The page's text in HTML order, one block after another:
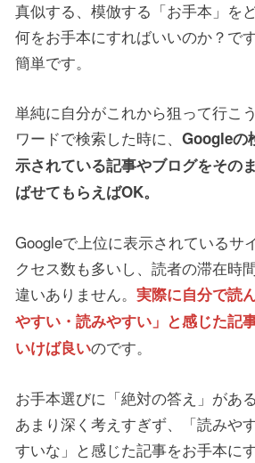
真似する、模倣する「お手本」を
何をお手本にすればいいのか？で
簡単です。
単純に自分がこれから狙って行こ
ワードで検索した時に、 Googleの
示されている記事やブログをその
ばせてもらえばOK。
Googleで上位に表示されているサ
クセス数も多いし、読者の滞在時
違いありません。 実際に自分で読
やすい・読みやすい」と感じた記
いけば良いのです。
お手本選びに「絶対の答え」があ
あまり深く考えすぎず、「読みや
すいな」と感じた記事をお手本に